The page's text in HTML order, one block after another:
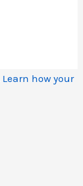
Learn how your